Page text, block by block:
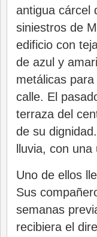
antigua cárcel
siniestros de
edificio con
de azul y
metálicas
calle. El
terraza del
de su
lluvia, con
Uno de ellos
Sus
semanas
recibiera el